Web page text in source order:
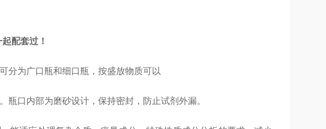
配套过！
分为广口瓶和细口瓶，按盛放物质可以
瓶口内部为磨砂设计，保持密封，防止试剂外漏。